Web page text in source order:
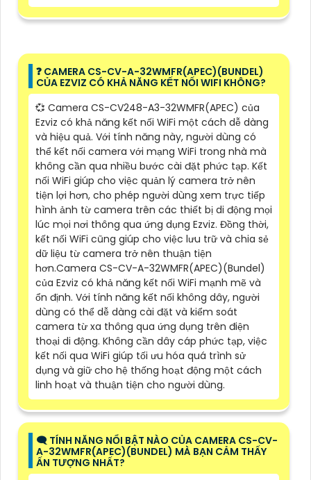
❓ CAMERA CS-CV-A-32WMFR(APEC)(BUNDEL)
CỦA EZVIZ CÓ KHẢ NĂNG KẾT NỐI WIFI KHÔNG?
💞 Camera CS-CV248-A3-32WMFR(APEC) của
Ezviz có khả năng kết nối WiFi một cách dễ dàng
và hiệu quả. Với tính năng này, người dùng có
thể kết nối camera với mạng WiFi trong nhà mà
không cần qua nhiều bước cài đặt phức tạp. Kết
nối WiFi giúp cho việc quản lý camera trở nên
tiện lợi hơn, cho phép người dùng xem trực tiếp
hình ảnh từ camera trên các thiết bị di động mọi
lúc mọi nơi thông qua ứng dụng Ezviz. Đồng thời,
kết nối WiFi cũng giúp cho việc lưu trữ và chia sẻ
dữ liệu từ camera trở nên thuận tiện
hơn.Camera CS-CV-A-32WMFR(APEC)(Bundel)
của Ezviz có khả năng kết nối WiFi mạnh mẽ và
ổn định. Với tính năng kết nối không dây, người
dùng có thể dễ dàng cài đặt và kiểm soát
camera từ xa thông qua ứng dụng trên điện
thoại di động. Không cần dây cáp phức tạp, việc
kết nối qua WiFi giúp tối ưu hóa quá trình sử
dụng và giữ cho hệ thống hoạt động một cách
linh hoạt và thuận tiện cho người dùng.
🗨️ TÍNH NĂNG NỔI BẬT NÀO CỦA CAMERA CS-CV-
A-32WMFR(APEC)(BUNDEL) MÀ BẠN CẢM THẤY
ẤN TƯỢNG NHẤT?